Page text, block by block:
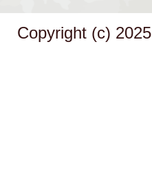
Copyright (c)